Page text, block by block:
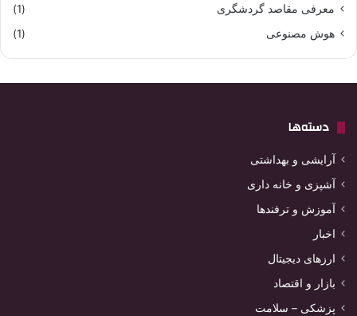
معرفی مقاصد گردشگری
(1)
هوش مصنوعی
(1)
دسته‌ها
آرایشی و بهداشتی
آشپزی و خانه داری
آموزش و ترفندها
اخبار
ارزهای دیجیتال
بازار و اقتصاد
پزشکی – سلامت